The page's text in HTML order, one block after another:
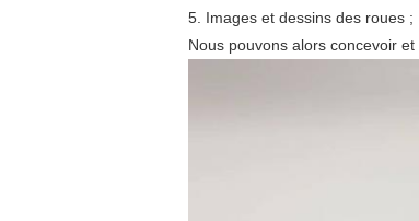
5. Images et dessins des roues ;
Nous pouvons alors concevoir